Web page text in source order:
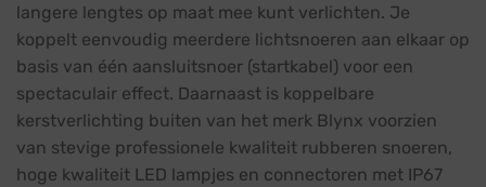
langere lengtes op maat mee kunt verlichten. Je
koppelt eenvoudig meerdere lichtsnoeren aan elkaar op
basis van één aansluitsnoer (startkabel) voor een
spectaculair effect. Daarnaast is koppelbare
kerstverlichting buiten van het merk Blynx voorzien
van stevige professionele kwaliteit rubberen snoeren,
hoge kwaliteit LED lampjes en connectoren met IP67